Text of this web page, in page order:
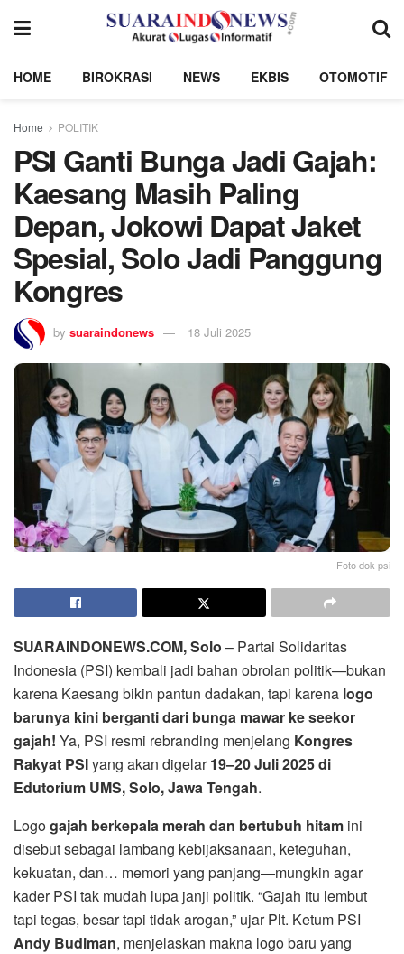
HOME BIROKRASI NEWS EKBIS OTOMOTIF
Home POLITIK
PSI Ganti Bunga Jadi Gajah:
Kaesang Masih Paling
Depan, Jokowi Dapat Jaket
Spesial, Solo Jadi Panggung
Kongres
by suaraindonews 18 Juli 2025
Foto dok psi
SUARAINDONEWS.COM, Solo – Partai Solidaritas
Indonesia (PSI) kembali jadi bahan obrolan politik—bukan
karena Kaesang bikin pantun dadakan, tapi karena logo
barunya kini berganti dari bunga mawar ke seekor
gajah! Ya, PSI resmi rebranding menjelang Kongres
Rakyat PSIyang akan digelar19–20 Juli 2025 di
Edutorium UMS, Solo, Jawa Tengah.
Logogajah berkepala merah dan bertubuh hitam ini
disebut sebagai lambang kebijaksanaan, keteguhan,
kekuatan, dan… memori yang panjang—mungkin agar
kader PSI tak mudah lupa janji politik. “Gajah itu lembut
tapi tegas, besar tapi tidak arogan,” ujar Plt. Ketum PSI
Andy Budiman, menjelaskan makna logo baru yang